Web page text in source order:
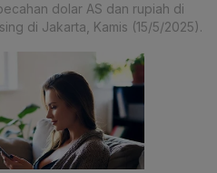
dolar AS dan rupiah di
di Jakarta, Kamis (15/5/2025).